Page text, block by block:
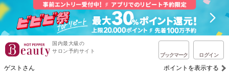
国内最大級の
サロン予約サイト
ブックマーク ログイン
ゲストさん ポイントを表示する